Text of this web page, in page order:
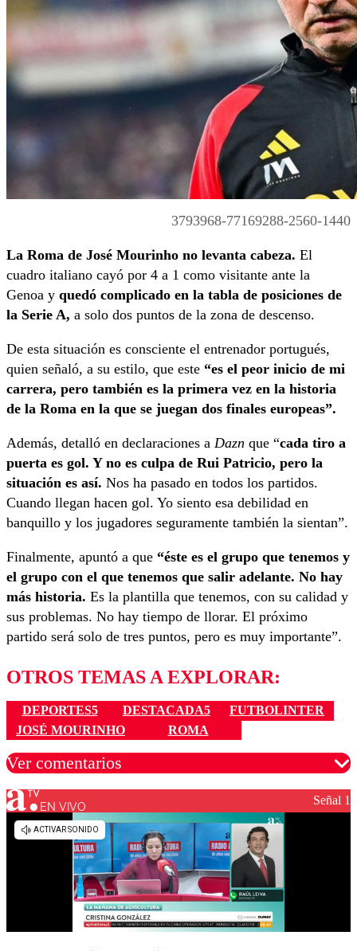
3793968-77169288-2560-1440
La Roma de José Mourinho no levanta cabeza. El
cuadro italiano cayó por 4 a 1 como visitante ante la
Genoa y quedó complicado en la tabla de posiciones de
la Serie A, a solo dos puntos de la zona de descenso.
De esta situación es consciente el entrenador portugués,
quien señaló, a su estilo, que este “es el peor inicio de mi
carrera, pero también es la primera vez en la historia
de la Roma en la que se juegan dos finales europeas”.
Además, detalló en declaraciones a Dazn que “cada tiro a
puerta es gol. Y no es culpa de Rui Patricio, pero la
situación es así. Nos ha pasado en todos los partidos.
Cuando llegan hacen gol. Yo siento esa debilidad en
banquillo y los jugadores seguramente también la sientan”.
Finalmente, apuntó a que “éste es el grupo que tenemos y
el grupo con el que tenemos que salir adelante. No hay
más historia. Es la plantilla que tenemos, con su calidad y
sus problemas. No hay tiempo de llorar. El próximo
partido será solo de tres puntos, pero es muy importante”.
OTROS TEMAS A EXPLORAR:
DEPORTES5 DESTACADA5
FUTBOLINTER
JOSÉ MOURINHO
ROMA
Ver comentarios
Los comentarios son moderados para garantizar un
diálogo respetuoso.
EN VIVO Señal 1